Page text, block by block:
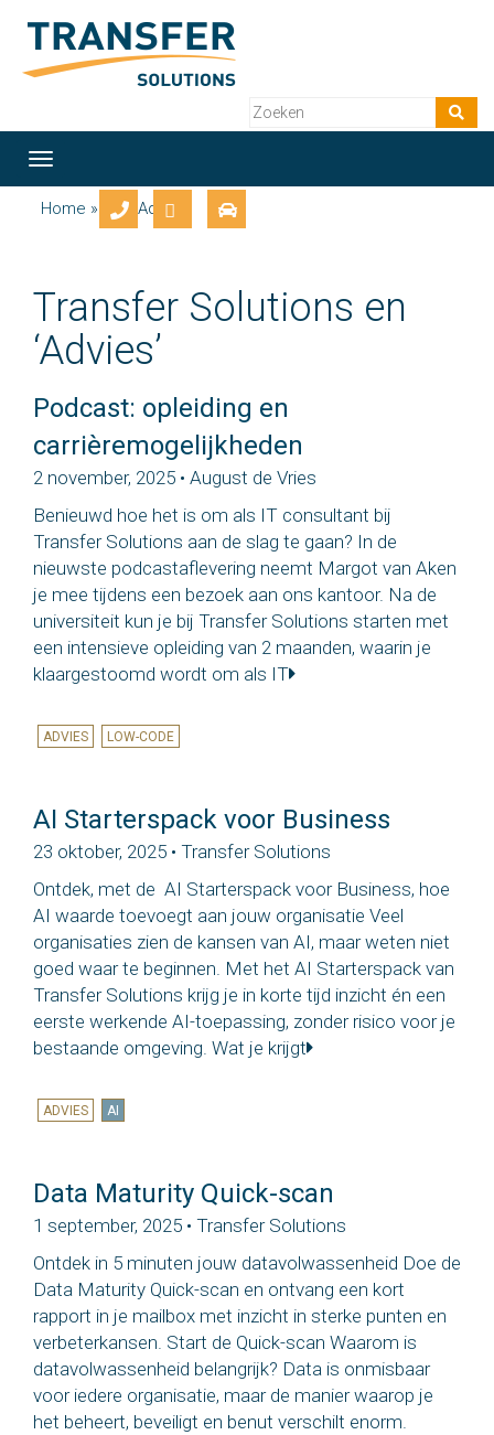
Toggle
navigation
Home » Tag: Advies
Transfer Solutions en
‘Advies’
Podcast: opleiding en
carrièremogelijkheden
2 november, 2025 • August de Vries
Benieuwd hoe het is om als IT consultant bij
Transfer Solutions aan de slag te gaan? In de
nieuwste podcastaflevering neemt Margot van Aken
je mee tijdens een bezoek aan ons kantoor. Na de
universiteit kun je bij Transfer Solutions starten met
een intensieve opleiding van 2 maanden, waarin je
klaargestoomd wordt om als IT
ADVIES LOW-CODE
AI Starterspack voor Business
23 oktober, 2025 • Transfer Solutions
Ontdek, met de AI Starterspack voor Business, hoe
AI waarde toevoegt aan jouw organisatie Veel
organisaties zien de kansen van AI, maar weten niet
goed waar te beginnen. Met het AI Starterspack van
Transfer Solutions krijg je in korte tijd inzicht én een
eerste werkende AI-toepassing, zonder risico voor je
bestaande omgeving. Wat je krijgt
ADVIES AI
Data Maturity Quick-scan
1 september, 2025 • Transfer Solutions
Ontdek in 5 minuten jouw datavolwassenheid Doe de
Data Maturity Quick-scan en ontvang een kort
rapport in je mailbox met inzicht in sterke punten en
verbeterkansen. Start de Quick-scan Waarom is
datavolwassenheid belangrijk? Data is onmisbaar
voor iedere organisatie, maar de manier waarop je
het beheert, beveiligt en benut verschilt enorm.